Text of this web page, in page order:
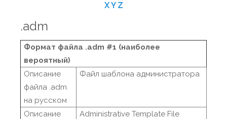
XY Z
.adm
Формат файла .adm #1 (наиболее
вероятный)
Описание
файла .adm
на русском
Файл шаблона администратора
Описание
Administrative Template File